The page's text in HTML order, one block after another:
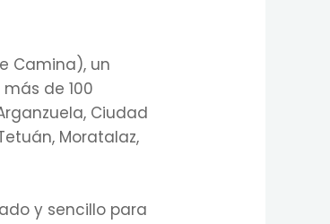
Camina), un
de 100
Ciudad
Moratalaz,
y sencillo para